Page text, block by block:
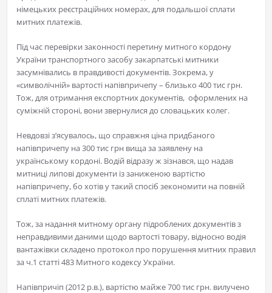
німецьких реєстраційних номерах, для подальшої сплати
митних платежів.
Під час перевірки законності перетину митного кордону
України транспортного засобу закарпатські митники
засумнівались в правдивості документів. Зокрема, у
«символічній» вартості напівпричепу – близько 400 тис грн.
Тож, для отримання експортних документів, оформлених на
суміжній стороні, вони звернулися до словацьких колег.
Невдовзі з’ясувалось, що справжня ціна придбаного
напівпричепу на 300 тис грн вища за заявлену на
українському кордоні. Водій відразу ж зізнався, що надав
митниці липові документи із заниженою вартістю
напівпричепу, бо хотів у такий спосіб зекономити на повній
сплаті митних платежів.
Тож, за надання митному органу підроблених документів з
неправдивими даними щодо вартості товару, відносно водія
вантажівки складено протокол про порушення митних правил
за ч.1 статті 483 Митного кодексу України.
Напівпричіп (2012 р.в.), вартістю майже 700 тис грн. вилучено